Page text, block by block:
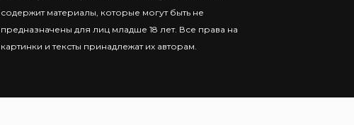
содержит материалы, которые могут быть не
предназначены для лиц младше 18 лет. Все права на
картинки и тексты принадлежат их авторам.